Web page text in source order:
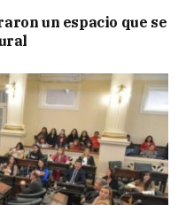
un espacio que se